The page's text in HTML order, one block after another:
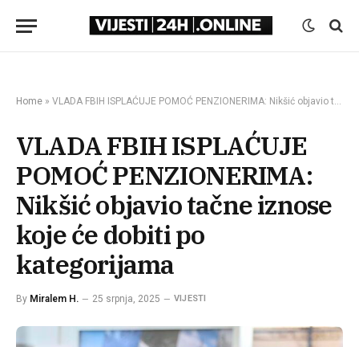
Home » VLADA FBIH ISPLAĆUJE POMOĆ PENZIONERIMA: Nikšić objavio tačne iznose koje će dobiti po kategorijama
VLADA FBIH ISPLAĆUJE
POMOĆ PENZIONERIMA:
Nikšić objavio tačne iznose
koje će dobiti po
kategorijama
By Miralem H. 25 srpnja, 2025 VIJESTI